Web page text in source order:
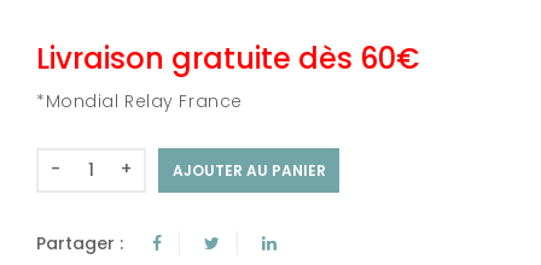
Livraison gratuite dès 60€
*Mondial Relay France
+
- AJOUTER AU PANIER
Partager :